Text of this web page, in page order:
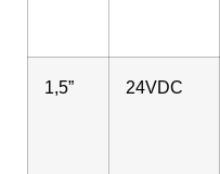
1,5” 24VDC